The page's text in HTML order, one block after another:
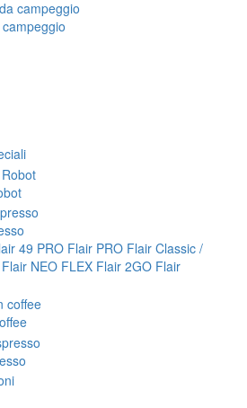
49 PRO Flair PRO Flair Classic /
Flair NEO FLEX Flair 2GO Flair